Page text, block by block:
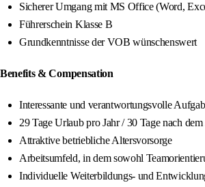
Sicherer Umgang mit MS Office (Word,
Führerschein Klasse B
Grundkenntnisse der VOB wünschenswert
Benefits & Compensation
Interessante und verantwortungsvolle
29 Tage Urlaub pro Jahr / 30 Tage nach
Attraktive betriebliche Altersvorsorge
Arbeitsumfeld, in dem sowohl
Individuelle Weiterbildungs- und